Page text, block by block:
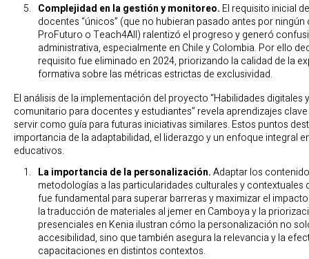
Complejidad en la gestión y monitoreo. El requisito inicial
docentes “únicos” (que no hubieran pasado antes por ningún
ProFuturo o Teach4All) ralentizó el progreso y generó
administrativa, especialmente en Chile y Colombia. Por ello
requisito fue eliminado en 2024, priorizando la calidad de la
formativa sobre las métricas estrictas de exclusividad.
El análisis de la implementación del proyecto “Habilidades digitales
comunitario para docentes y estudiantes” revela aprendizajes
servir como guía para futuras iniciativas similares. Estos puntos
importancia de la adaptabilidad, el liderazgo y un enfoque integral
educativos.
La importancia de la personalización.Adaptar los
metodologías a las particularidades culturales y contextuales
fue fundamental para superar barreras y maximizar el
la traducción de materiales al jemer en Camboya y la
presenciales en Kenia ilustran cómo la personalización no
accesibilidad, sino que también asegura la relevancia y la
capacitaciones en distintos contextos.